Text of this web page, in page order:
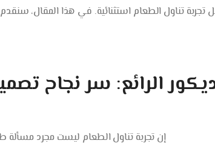
تناول الطعام استثنائية. في هذا المقال،
الرائع: سر نجاح
إن تجربة تناول الطعام ليست مجرد مسألة